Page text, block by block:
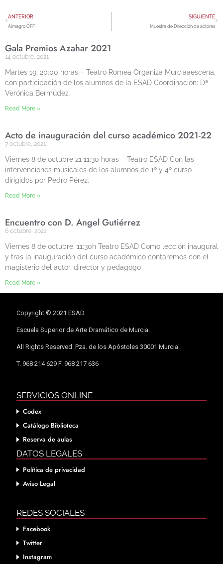
ANTERIOR
Almagro OFF
SIGUIENTE
Muestra de Dirección de actores
Gala Premios Azahar 2021
14 octubre, 2021
Martes 19. 20:00 horas – Teatro Romea Organiza Murciaaescena,
con participación de los alumnos de la ESAD Coordinación: Dª
Verónica Bermúdez
Read More »
Acto de inauguración del curso académico 2021-22
7 octubre, 2021
Viernes 8 de octubre 21 11:30 horas – Teatro ESAD Con las
intervenciones musicales de los alumnos de 1º y 4º curso
dirigidos por Pedro Pérez.
Read More »
Encuentro con D. Ángel Gutiérrez
6 octubre, 2021
Viernes 8 de octubre. 11:30h Teatro ESAD Como lección inaugural
y tras la inauguración del curso académico contaremos con el
magisterio del actor, director y pedagogo
Read More »
Copyright © 2021 ESAD
Escuela Superior de Arte Dramático de Murcia.
All Rights Reserved. Pza. de los Apóstoles 30001 Murcia.
T. 968 214 629 F. 968 217 636
SERVICIOS ONLINE
Codex
Catálogo Biblioteca
Reserva de aulas
DATOS LEGALES
Política de privacidad
Aviso Legal
REDES SOCIALES
Facebook
Twitter
Instagram